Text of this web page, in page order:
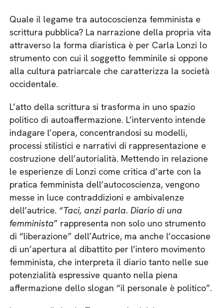
Quale il legame tra autocoscienza femminista e
scrittura pubblica? La narrazione della propria vita
attraverso la forma diaristica è per Carla Lonzi lo
strumento con cui il soggetto femminile si oppone
alla cultura patriarcale che caratterizza la società
occidentale.
L’atto della scrittura si trasforma in uno spazio
politico di autoaffermazione. L’intervento intende
indagare l’opera, concentrandosi su modelli,
processi stilistici e narrativi di rappresentazione e
costruzione dell’autorialità. Mettendo in relazione
le esperienze di Lonzi come critica d’arte con la
pratica femminista dell’autocoscienza, vengono
messe in luce contraddizioni e ambivalenze
dell’autrice. “Taci, anzi parla. Diario di una
femminista” rappresenta non solo uno strumento
di “liberazione” dell’Autrice, ma anche l’occasione
di un’apertura al dibattito per l’intero movimento
femminista, che interpreta il diario tanto nelle sue
potenzialità espressive quanto nella piena
affermazione dello slogan “il personale è politico”.